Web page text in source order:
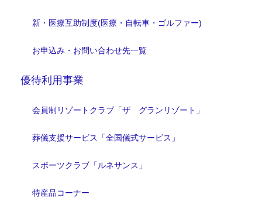
新・医療互助制度(医療・自転車・ゴルファー)
お申込み・お問い合わせ先一覧
優待利用事業
会員制リゾートクラブ「ザ グランリゾート」
葬儀支援サービス「全国儀式サービス」
スポーツクラブ「ルネサンス」
特産品コーナー